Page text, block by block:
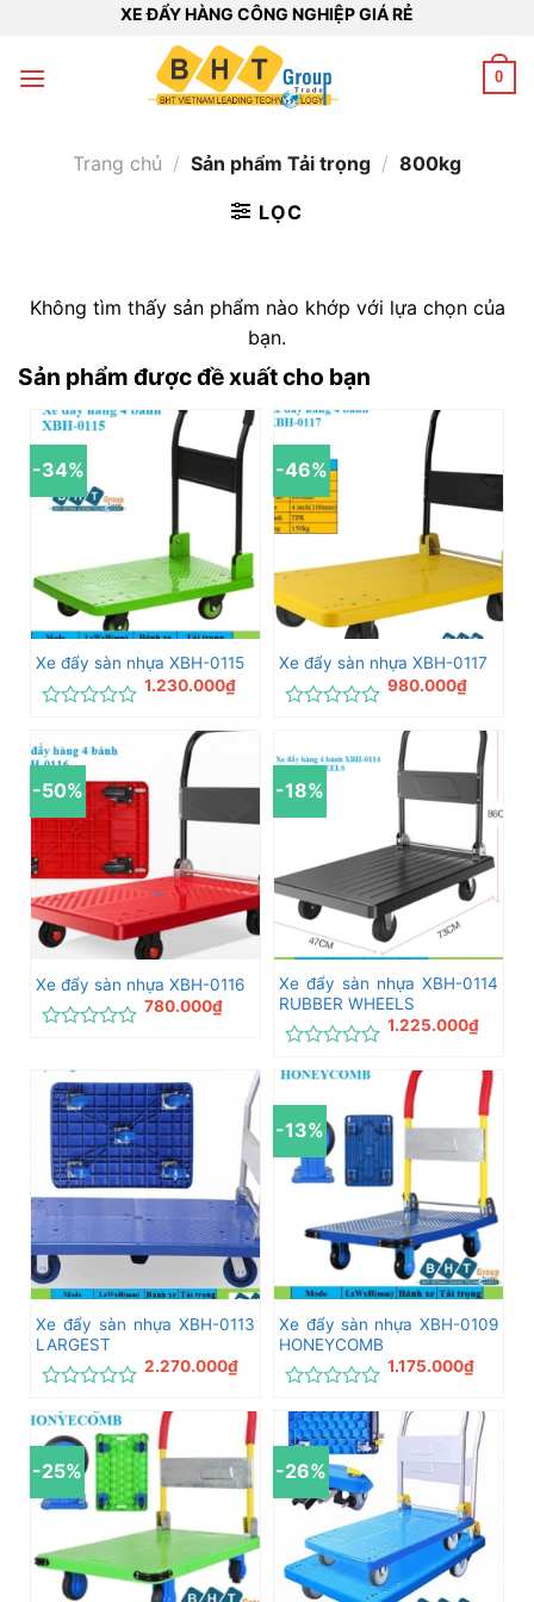
nội
XE ĐẨY HÀNG CÔNG NGHIỆP GIÁ RẺ
0
Trang chủ / Sản phẩm Tải trọng / 800kg
LỌC
Không tìm thấy sản phẩm nào khớp với lựa chọn của
bạn.
Sản phẩm được đề xuất cho bạn
-34%
Xe đẩy sàn nhựa XBH-0115
xếp
hạng
0
5
sao
1.230.000₫
-46%
Xe đẩy sàn nhựa XBH-0117
hạng
0
5
sao
980.000₫
-50%
Xe đẩy sàn nhựa XBH-0116
hạng
sao
780.000₫
-18%
Xe đẩy sàn nhựa XBH-0114
RUBBER WHEELS
xếp
hạng
0
5
sao
1.225.000₫
Xe đẩy sàn nhựa XBH-0113
LARGEST
xếp
hạng
0
5
sao
2.270.000₫
-13%
Xe đẩy sàn nhựa XBH-0109
HONEYCOMB
xếp
hạng
0
5
sao
1.175.000₫
-25% -26%